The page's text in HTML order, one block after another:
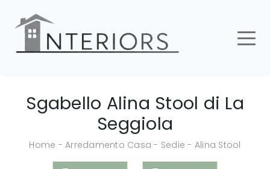
Sgabello Alina Stool di La
Seggiola
Home -Arredamento Casa - Sedie - Alina Stool